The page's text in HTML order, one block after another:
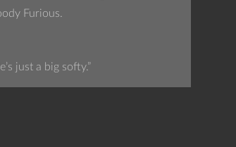
Furious.
just a big softy.”